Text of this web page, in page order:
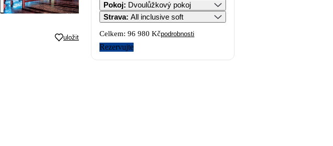
uložit
Pokoj: Dvoulůžkový pokoj
Strava: All inclusive soft
Celkem: 96 980 Kčpodrobnosti
Rezervujte